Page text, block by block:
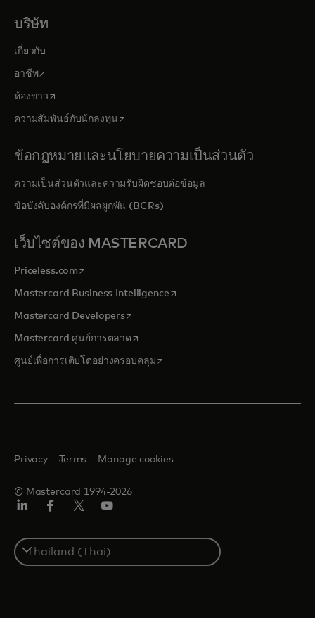
บริษัท
เกี่ยวกับ
อาชีพopens in a new tab
ห้องข่าว opens in a new tab
ความสัมพันธ์กับนักลงทุน opens in a new tab
ข้อกฎหมายและนโยบายความเป็นส่วนตัว
ความเป็นส่วนตัวและความรับผิดชอบต่อข้อมูล
ข้อบังคับองค์กรที่มีผลผูกพัน (BCRs)
เว็บไซต์ของ MASTERCARD
Priceless.com opens in a new tab
Mastercard Business Intelligenceopens in a new tab
Mastercard Developersopens in a new tab
Mastercard ศูนย์การตลาด opens in a new tab
ศูนย์เพื่อการเติบโตอย่างครอบคลุมopens in a new tab
© Mastercard 1994-2026
Privacy Terms Manage cookies
Select
a
country
เตอร์/
เอ็กซ์